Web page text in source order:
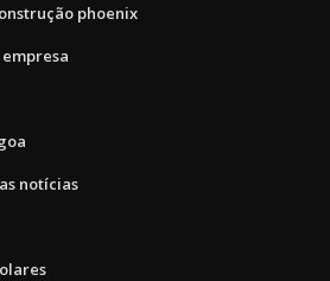
phoenix
notícias